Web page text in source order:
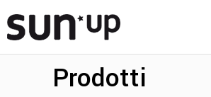
Prodotti